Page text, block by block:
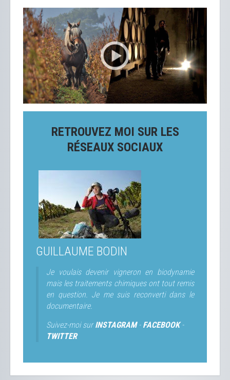
RETROUVEZ MOI SUR LES
RÉSEAUX SOCIAUX
GUILLAUME BODIN
Je voulais devenir vigneron en biodynamie
mais les traitements chimiques ont tout remis
en question. Je me suis reconverti dans le
documentaire.
Suivez-moi surINSTAGRAM- FACEBOOK-
TWITTER